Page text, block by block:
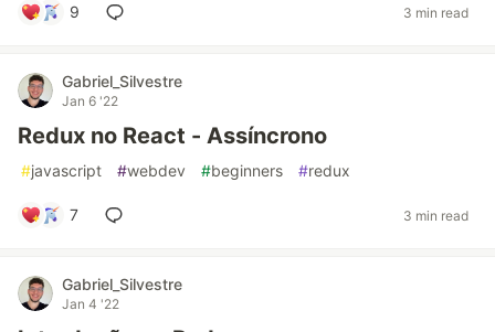
9 3 min read
Gabriel_Silvestre
Jan 6 '22
Redux no React - Assíncrono
#javascript #webdev #beginners #redux
7 3 min read
Gabriel_Silvestre
Jan 4 '22